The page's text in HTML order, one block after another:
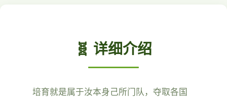
🧬 详细介绍
培育就是属于汝本身己所门队，夺取各国